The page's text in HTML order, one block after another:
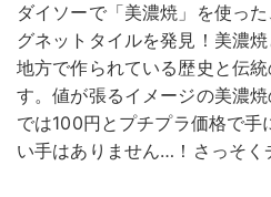
ダイソーで「美濃焼」を使っ
グネットタイルを発見！美濃
地方で作られている歴史と伝
す。値が張るイメージの美濃
では100円とプチプラ価格で手
い手はありません…！さっそ